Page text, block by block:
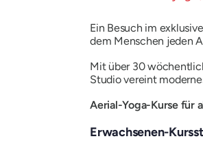
Ein Besuch im
dem Menschen jeden
Mit über 30
Studio vereint
Aerial-Yoga-Kurse für
Erwachsenen-